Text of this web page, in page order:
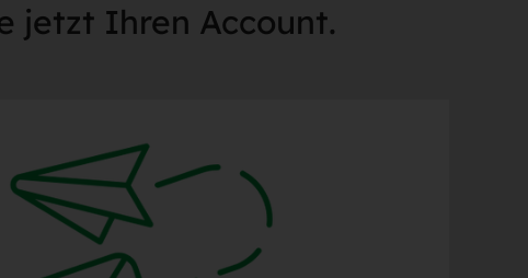
jetzt Ihren Account.